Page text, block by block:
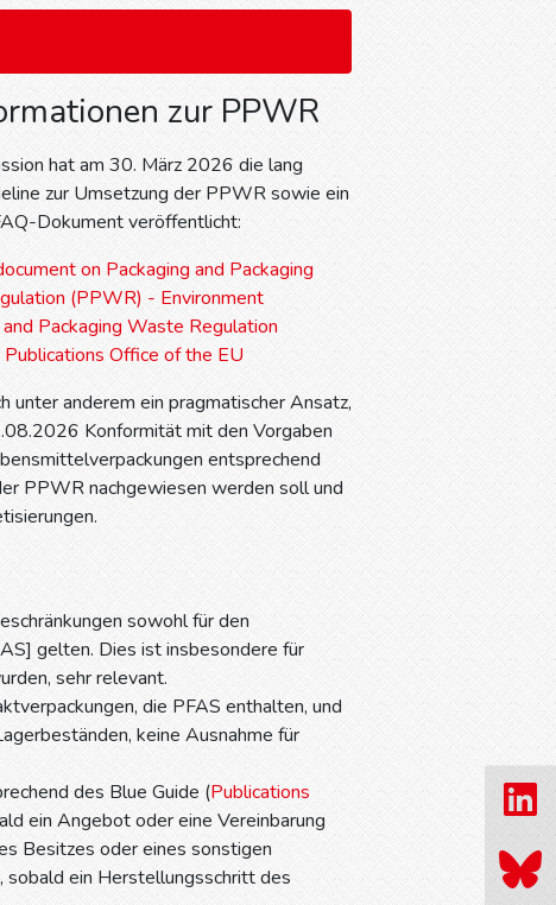
zur PPWR
hat am 30. März 2026 die lang
zur Umsetzung der PPWR sowie ein
Dokument veröffentlicht:
on Packaging and Packaging
(PPWR) - Environment
and Packaging Waste Regulation
Office of the EU
unter anderem ein pragmatischer Ansatz,
Konformität mit den Vorgaben
entsprechend
PPWR nachgewiesen werden soll und
sowohl für den
gelten. Dies ist insbesondere für
sehr relevant.
die PFAS enthalten, und
keine Ausnahme für
des Blue Guide (Publications
ein Angebot oder eine Vereinbarung
Besitzes oder eines sonstigen
ein Herstellungsschritt des